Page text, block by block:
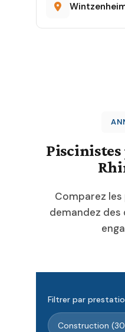
Comparez
demandez
Filtrer par
Construction